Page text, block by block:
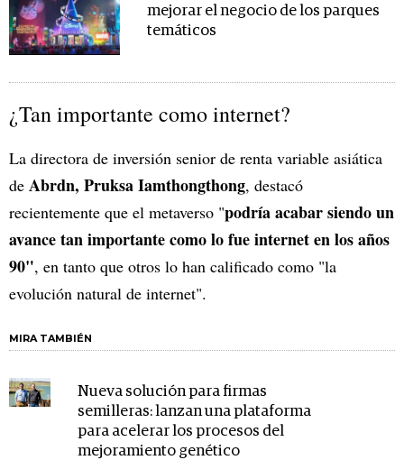
mejorar el negocio de los parques
temáticos
¿Tan importante como internet?
La directora de inversión senior de renta variable asiática
de Abrdn, Pruksa Iamthongthong, destacó
recientemente que el metaverso "podría acabar siendo un
avance tan importante como lo fue internet en los años
90", en tanto que otros lo han calificado como "la
evolución natural de internet".
MIRA TAMBIÉN
Nueva solución para firmas
semilleras: lanzan una plataforma
para acelerar los procesos del
mejoramiento genético